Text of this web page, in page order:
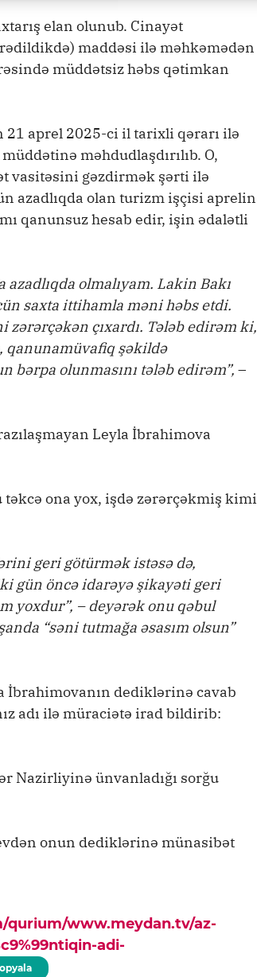
elan olunub. Cinayət
maddəsi ilə məhkəmədən
müddətsiz həbs qətimkan
21 aprel 2025-ci il tarixli qərarı ilə
məhdudlaşdırılıb. O,
vasitəsini gəzdirmək şərti ilə
azadlıqda olan turizm işçisi aprelin
qanunsuz hesab edir, işin ədalətli
olmalıyam. Lakin Bakı
saxta ittihamla məni həbs etdi.
çıxardı. Tələb edirəm ki,
qanunamüvafiq şəkildə
bərpa olunmasını tələb edirəm”, –
Leyla İbrahimova
ona yox, işdə zərərçəkmiş kimi
geri götürmək istəsə də,
gün öncə idarəyə şikayəti geri
yoxdur”, – deyərək onu qəbul
“səni tutmağa əsasım olsun”
İbrahimovanın dediklərinə cavab
adı ilə müraciətə irad bildirib:
Nazirliyinə ünvanladığı sorğu
onun dediklərinə münasibət
qurium/www.meydan.tv/az-
adi-